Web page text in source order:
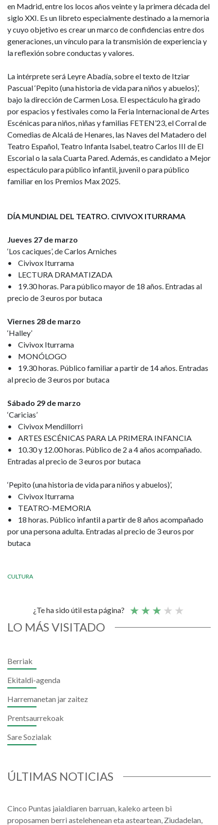
en Madrid, entre los locos años veinte y la primera década del
siglo XXI. Es un libreto especialmente destinado a la memoria
y cuyo objetivo es crear un marco de confidencias entre dos
generaciones, un vínculo para la transmisión de experiencia y
la reflexión sobre conductas y valores.
La intérprete será Leyre Abadía, sobre el texto de Itziar
Pascual ‘Pepito (una historia de vida para niños y abuelos)’,
bajo la dirección de Carmen Losa. El espectáculo ha girado
por espacios y festivales como la Feria Internacional de Artes
Escénicas para niños, niñas y familias FETEN’23, el Corral de
Comedias de Alcalá de Henares, las Naves del Matadero del
Teatro Español, Teatro Infanta Isabel, teatro Carlos III de El
Escorial o la sala Cuarta Pared. Además, es candidato a Mejor
espectáculo para público infantil, juvenil o para público
familiar en los Premios Max 2025.
DÍA MUNDIAL DEL TEATRO. CIVIVOX ITURRAMA
Jueves 27 de marzo
‘Los caciques’, de Carlos Arniches
• Civivox Iturrama
• LECTURA DRAMATIZADA
• 19.30 horas. Para público mayor de 18 años. Entradas al
precio de 3 euros por butaca
Viernes 28 de marzo
‘Halley’
• Civivox Iturrama
• MONÓLOGO
• 19.30 horas. Público familiar a partir de 14 años. Entradas
al precio de 3 euros por butaca
Sábado 29 de marzo
‘Caricias’
• Civivox Mendillorri
• ARTES ESCÉNICAS PARA LA PRIMERA INFANCIA
• 10.30 y 12.00 horas. Público de 2 a 4 años acompañado.
Entradas al precio de 3 euros por butaca
‘Pepito (una historia de vida para niños y abuelos)’,
• Civivox Iturrama
• TEATRO-MEMORIA
• 18 horas. Público infantil a partir de 8 años acompañado
por una persona adulta. Entradas al precio de 3 euros por
butaca
CULTURA
¿Te ha sido útil esta página?
LO MÁS VISITADO
Berriak
Ekitaldi-agenda
Harremanetan jar zaitez
Prentsaurrekoak
Sare Sozialak
ÚLTIMAS NOTICIAS
Cinco Puntas jaialdiaren barruan, kaleko arteen bi
proposamen berri astelehenean eta asteartean, Ziudadelan,